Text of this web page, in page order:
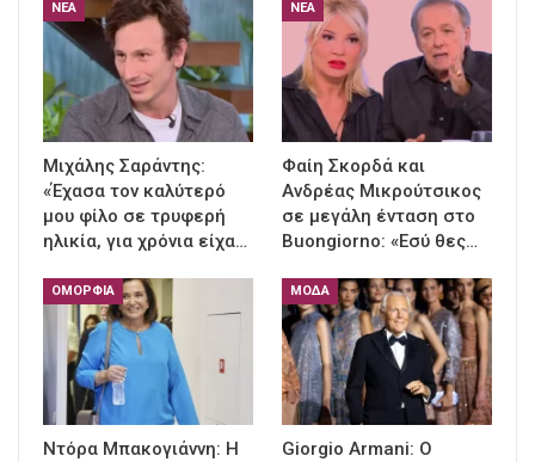
ΝΈΑ
Μιχάλης Σαράντης:
«Έχασα τον καλύτερό
μου φίλο σε τρυφερή
ηλικία, για χρόνια είχα…
ΝΈΑ
Φαίη Σκορδά και
Ανδρέας Μικρούτσικος
σε μεγάλη ένταση στο
Buongiorno: «Εσύ θες…
ΟΜΟΡΦΙΆ
Ντόρα Μπακογιάννη: Η
ΜΌΔΑ
Giorgio Armani: Ο